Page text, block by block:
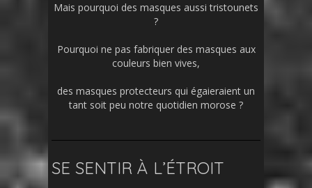
Mais pourquoi des masques aussi tristounets
?
Pourquoi ne pas fabriquer des masques aux
couleurs bien vives,
des masques protecteurs qui égaieraient un
tant soit peu notre quotidien morose ?
SE SENTIR À L’ÉTROIT